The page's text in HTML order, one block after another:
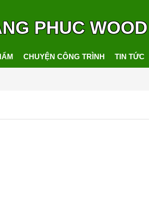
PHUC WOOD
CHUYỆN CÔNG TRÌNH TIN TỨC